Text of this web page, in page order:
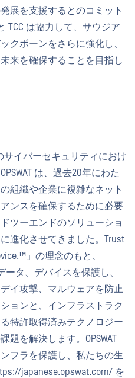
展を支援するとのコミット
TCC は協力して、サウジア
クボーンをさらに強化し、
来を確保することを目指し
サイバーセキュリティにおけ
は、過去20年にわた
組織や企業に複雑なネット
ンスを確保するために必要
ツーエンドのソリューショ
進化させてきました。Trust
」の理念のもと、
ータ、デバイスを保護し、
イ攻撃、マルウェアを防止
ョンと、インフラストラク
特許取得済みテクノロジー
題を解決します。OPSWAT
フラを保護し、私たちの生
japanese.opswat.com/ を